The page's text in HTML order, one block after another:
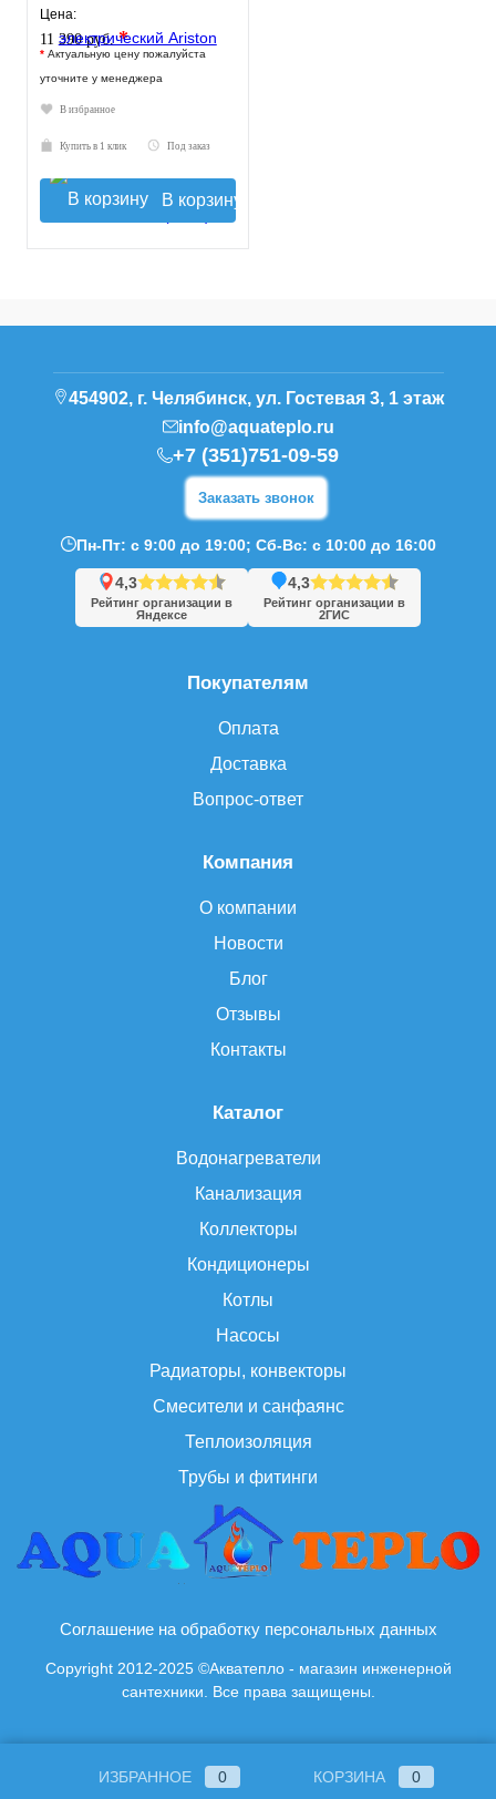
1,5 кВт.
Цена:
11 390 руб.*
* Актуальную цену пожалуйста
уточните у менеджера
В избранное
Купить в 1 клик Под заказ
В корзину
Каталог
Водонагреватели
Канализация
Коллекторы
Кондиционеры
Котлы
Насосы
Радиаторы, конвекторы
Смесители и санфаянс
Теплоизоляция
Трубы и фитинги
Компания
О компании
Новости
Блог
Отзывы
Контакты
Покупателям
Оплата
Доставка
Вопрос-ответ
454902, г. Челябинск, ул. Гостевая 3, 1 этаж
info@aquateplo.ru
+7 (351)751-09-59
Заказать звонок
Пн-Пт: с 9:00 до 19:00; Сб-Вс: с 10:00 до 16:00
4,3
Рейтинг организации в
Яндексе
4,3
Рейтинг организации в
2ГИС
Соглашение на обработку персональных данных
Copyright 2012-2025 ©Акватепло - магазин инженерной
сантехники. Все права защищены.
ИЗБРАННОЕ 0 КОРЗИНА 0